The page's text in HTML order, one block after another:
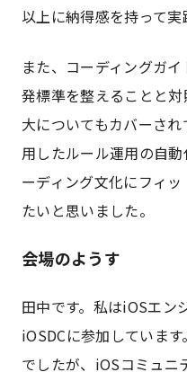
以上に納得感を持って実
また、コーディングガ
発標準を整えることと
大についてもカバーさ
用したルール運用の自
ーディング文化にフィ
たいと思いました。
会場のようす
田中です。私はiOSエ
iOSDCに参加していま
でしたが、iOSコミュニ